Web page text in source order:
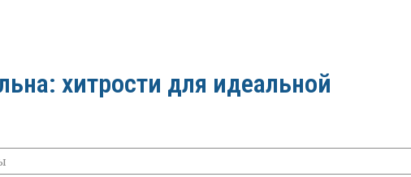
хитрости для идеальной